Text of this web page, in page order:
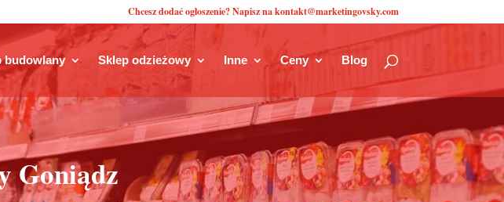
Chcesz dodać ogłoszenie? Napisz na kontakt@marketingovsky.com
budowlany Sklep odzieżowy Inne Ceny Blog
Goniądz